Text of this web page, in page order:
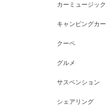
カーミュージック
キャンピングカー
クーペ
グルメ
サスペンション
シェアリング